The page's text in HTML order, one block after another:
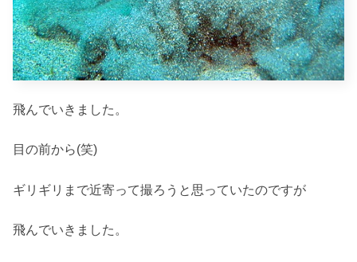
飛んでいきました。
目の前から(笑)
ギリギリまで近寄って撮ろうと思っていたのですが
飛んでいきました。